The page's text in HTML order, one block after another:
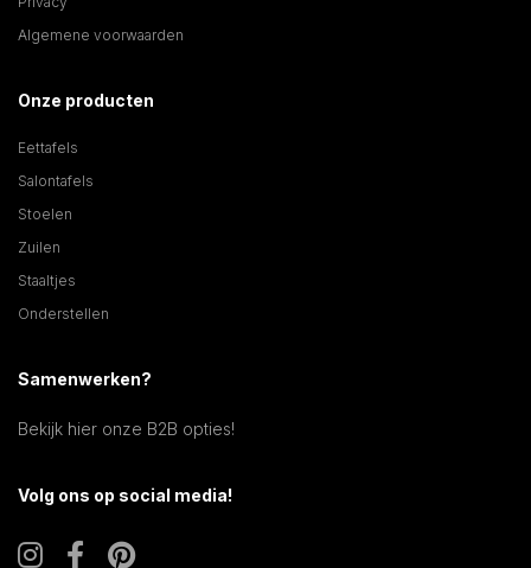
Algemene voorwaarden
Onze producten
Eettafels
Salontafels
Stoelen
Zuilen
Staaltjes
Onderstellen
Samenwerken?
Bekijk hier onze B2B opties!
Volg ons op social media!